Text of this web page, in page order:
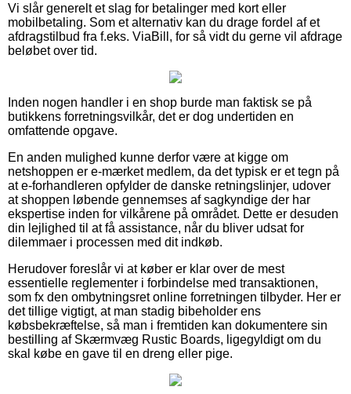
Vi slår generelt et slag for betalinger med kort eller
mobilbetaling. Som et alternativ kan du drage fordel af et
afdragstilbud fra f.eks. ViaBill, for så vidt du gerne vil afdrage
beløbet over tid.
Inden nogen handler i en shop burde man faktisk se på
butikkens forretningsvilkår, det er dog undertiden en
omfattende opgave.
En anden mulighed kunne derfor være at kigge om
netshoppen er e-mærket medlem, da det typisk er et tegn på
at e-forhandleren opfylder de danske retningslinjer, udover
at shoppen løbende gennemses af sagkyndige der har
ekspertise inden for vilkårene på området. Dette er desuden
din lejlighed til at få assistance, når du bliver udsat for
dilemmaer i processen med dit indkøb.
Herudover foreslår vi at køber er klar over de mest
essentielle reglementer i forbindelse med transaktionen,
som fx den ombytningsret online forretningen tilbyder. Her er
det tillige vigtigt, at man stadig bibeholder ens
købsbekræftelse, så man i fremtiden kan dokumentere sin
bestilling af Skærmvæg Rustic Boards, ligegyldigt om du
skal købe en gave til en dreng eller pige.